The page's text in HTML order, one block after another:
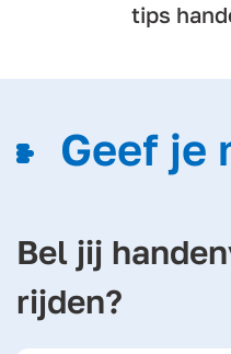
tips
Geef je
Bel jij
rijden?